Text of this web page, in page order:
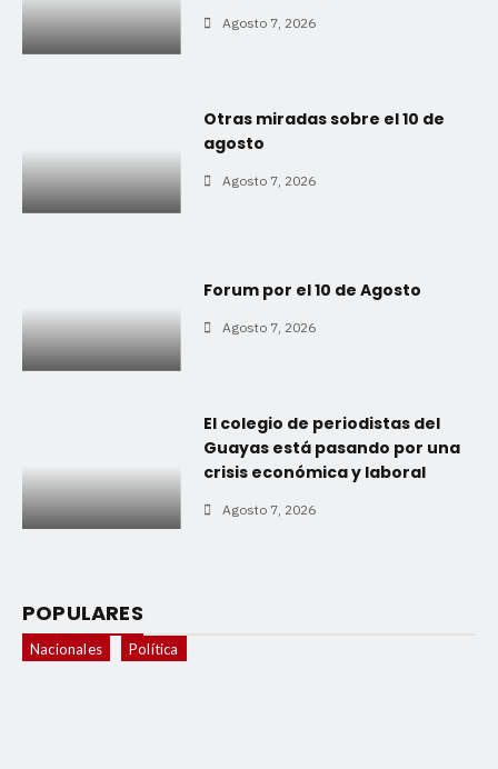
Agosto 7, 2026
Otras miradas sobre el 10 de
agosto
Agosto 7, 2026
Forum por el 10 de Agosto
Agosto 7, 2026
El colegio de periodistas del
Guayas está pasando por una
crisis económica y laboral
Agosto 7, 2026
POPULARES
Nacionales Política